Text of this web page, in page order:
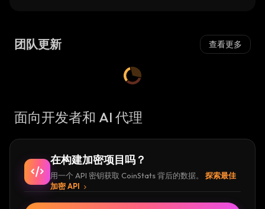
团队更新 查看更多
面向开发者和 AI 代理
在构建加密项目吗？
用一个 API 密钥获取 CoinStats 背后的数据。
探索最佳
加密 API